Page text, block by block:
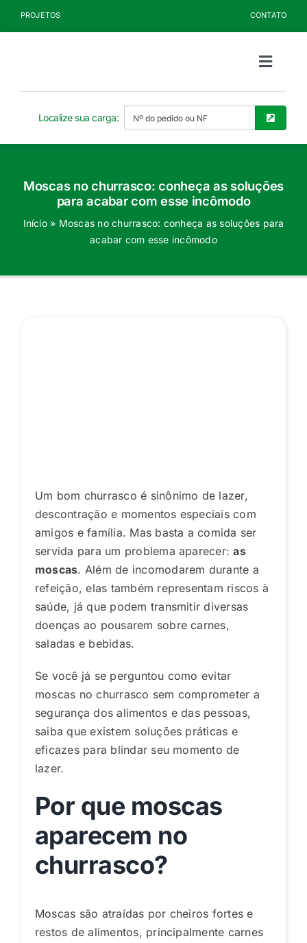
PROJETOS CONTATO
Toggle
Produtos
Documentos
Seja Cliente
Localize sua carga:
Moscas no churrasco: conheça as soluções
para acabar com esse incômodo
Início» Moscas no churrasco: conheça as soluções para
acabar com esse incômodo
Um bom churrasco é sinônimo de lazer,
descontração e momentos especiais com
amigos e família. Mas basta a comida ser
servida para um problema aparecer:as
moscas. Além de incomodarem durante a
refeição, elas também representam riscos à
saúde, já que podem transmitir diversas
doenças ao pousarem sobre carnes,
saladas e bebidas.
Se você já se perguntou como evitar
moscas no churrasco sem comprometer a
segurança dos alimentos e das pessoas,
saiba que existem soluções práticas e
eficazes para blindar seu momento de
lazer.
Por que moscas
aparecem no
churrasco?
Moscas são atraídas por cheiros fortes e
restos de alimentos, principalmente carnes